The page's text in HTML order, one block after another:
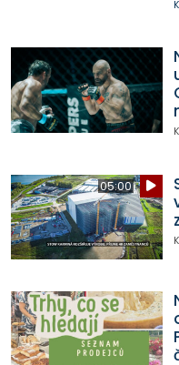
05:00